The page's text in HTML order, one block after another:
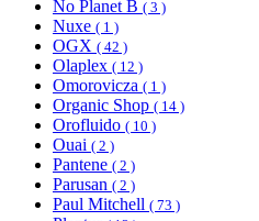
No Planet B ( 3 )
Nuxe ( 1 )
OGX ( 42 )
Olaplex ( 12 )
Omorovicza ( 1 )
Organic Shop ( 14 )
Orofluido ( 10 )
Ouai ( 2 )
Pantene ( 2 )
Parusan ( 2 )
Paul Mitchell ( 73 )